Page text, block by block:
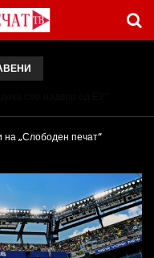
на „Слободен печат“